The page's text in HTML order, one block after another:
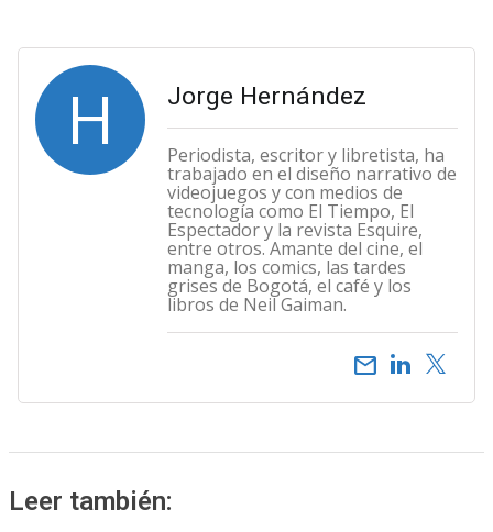
H Jorge Hernández
Periodista, escritor y libretista, ha
trabajado en el diseño narrativo de
videojuegos y con medios de
tecnología como El Tiempo, El
Espectador y la revista Esquire,
entre otros. Amante del cine, el
manga, los comics, las tardes
grises de Bogotá, el café y los
libros de Neil Gaiman.
email
Leer también: